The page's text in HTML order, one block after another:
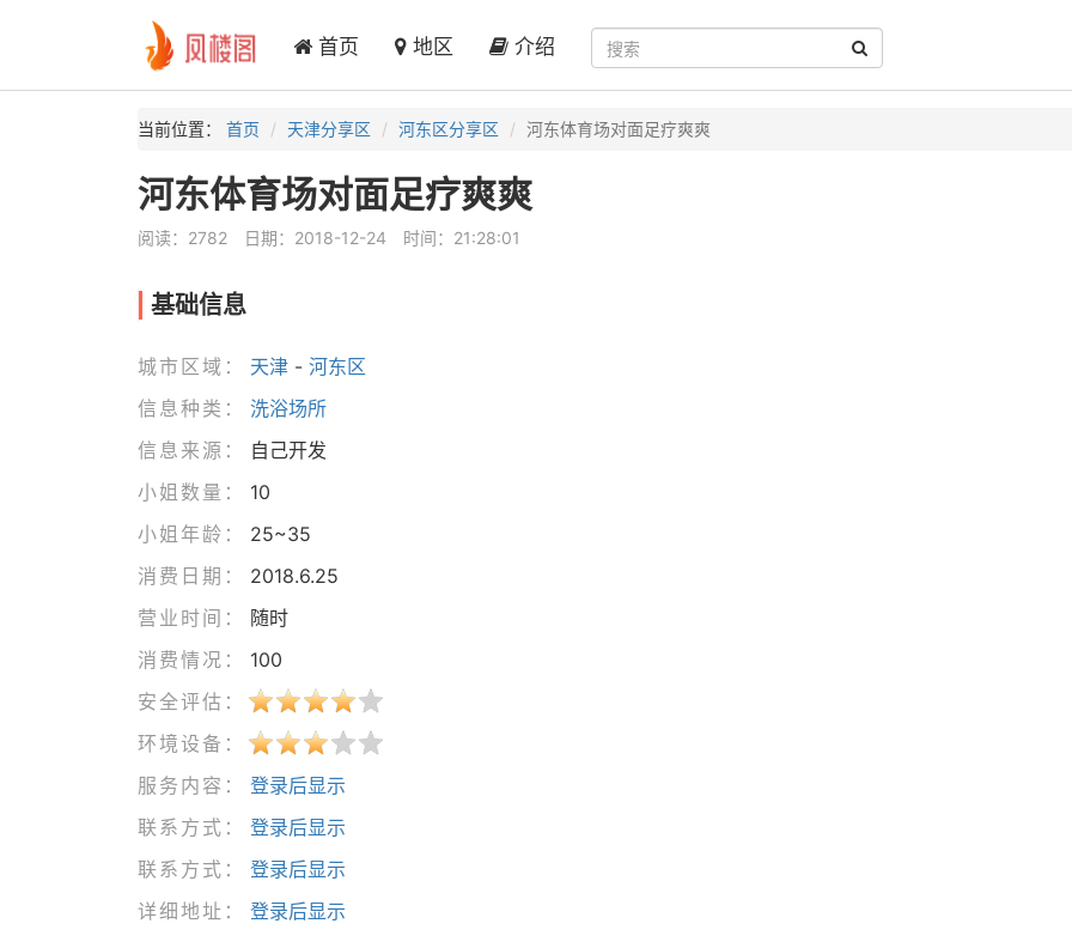
首页 地区 介绍
当前位置： 首页 天津分享区 河东区分享区 河东体育场对面足疗爽爽
河东体育场对面足疗爽爽
阅读：2782 日期：2018-12-24 时间：21:28:01
基础信息
城市区域： 天津- 河东区
信息种类：
洗浴场所
信息来源：
自己开发
小姐数量：
10
小姐年龄：
25~35
消费日期：
2018.6.25
营业时间：
随时
消费情况：
100
安全评估：
环境设备：
服务内容：
登录后显示
联系方式：
登录后显示
联系方式：
登录后显示
详细地址：
登录后显示